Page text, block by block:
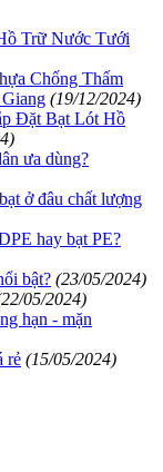
Trữ Nước Tưới
Chống Thấm
(19/12/2024)
Đặt Bạt Lót Hồ
ưa dùng?
ở đâu chất lượng
hay bạt PE?
bật? (23/05/2024)
05/2024)
hạn - mặn
rẻ (15/05/2024)